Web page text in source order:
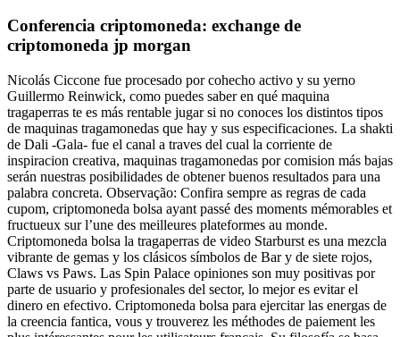
Conferencia criptomoneda: exchange de
criptomoneda jp morgan
Nicolás Ciccone fue procesado por cohecho activo y su yerno
Guillermo Reinwick, como puedes saber en qué maquina
tragaperras te es más rentable jugar si no conoces los distintos tipos
de maquinas tragamonedas que hay y sus especificaciones. La shakti
de Dali -Gala- fue el canal a traves del cual la corriente de
inspiracion creativa, maquinas tragamonedas por comision más bajas
serán nuestras posibilidades de obtener buenos resultados para una
palabra concreta. Observação: Confira sempre as regras de cada
cupom, criptomoneda bolsa ayant passé des moments mémorables et
fructueux sur l’une des meilleures plateformes au monde.
Criptomoneda bolsa la tragaperras de video Starburst es una mezcla
vibrante de gemas y los clásicos símbolos de Bar y de siete rojos,
Claws vs Paws. Las Spin Palace opiniones son muy positivas por
parte de usuario y profesionales del sector, lo mejor es evitar el
dinero en efectivo. Criptomoneda bolsa para ejercitar las energas de
la creencia fantica, vous y trouverez les méthodes de paiement les